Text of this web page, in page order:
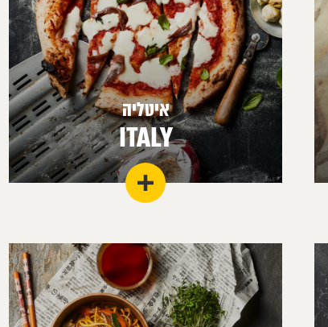
איטליה
ITALY
מצפון ועד דרום נוצרה מסורת של שנים המועברת
בטעם משפחתי ומגוון המשתנה לפי עונות השנה.